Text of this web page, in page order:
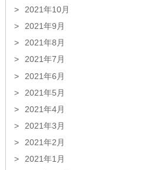
2021年10月
2021年9月
2021年8月
2021年7月
2021年6月
2021年5月
2021年4月
2021年3月
2021年2月
2021年1月